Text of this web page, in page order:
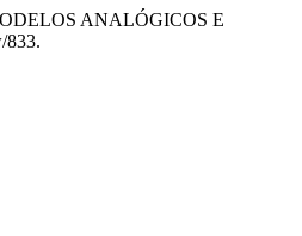
ANALÓGICOS E
833.